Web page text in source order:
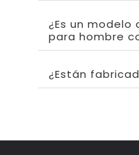
¿Es un
para hombre
¿Están